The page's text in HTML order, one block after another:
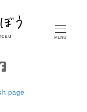
MENU
page